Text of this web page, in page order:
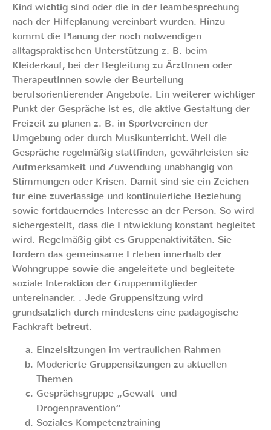
Kind wichtig sind oder die in der Teambesprechung
nach der Hilfeplanung vereinbart wurden. Hinzu
kommt die Planung der noch notwendigen
alltagspraktischen Unterstützung z. B. beim
Kleiderkauf, bei der Begleitung zu ÄrztInnen oder
TherapeutInnen sowie der Beurteilung
berufsorientierender Angebote. Ein weiterer wichtiger
Punkt der Gespräche ist es, die aktive Gestaltung der
Freizeit zu planen z. B. in Sportvereinen der
Umgebung oder durch Musikunterricht. Weil die
Gespräche regelmäßig stattfinden, gewährleisten sie
Aufmerksamkeit und Zuwendung unabhängig von
Stimmungen oder Krisen. Damit sind sie ein Zeichen
für eine zuverlässige und kontinuierliche Beziehung
sowie fortdauerndes Interesse an der Person. So wird
sichergestellt, dass die Entwicklung konstant begleitet
wird. Regelmäßig gibt es Gruppenaktivitäten. Sie
fördern das gemeinsame Erleben innerhalb der
Wohngruppe sowie die angeleitete und begleitete
soziale Interaktion der Gruppenmitglieder
untereinander. . Jede Gruppensitzung wird
grundsätzlich durch mindestens eine pädagogische
Fachkraft betreut.
Einzelsitzungen im vertraulichen Rahmen
Moderierte Gruppensitzungen zu aktuellen
Themen
Gesprächsgruppe „Gewalt- und
Drogenprävention“
Soziales Kompetenztraining